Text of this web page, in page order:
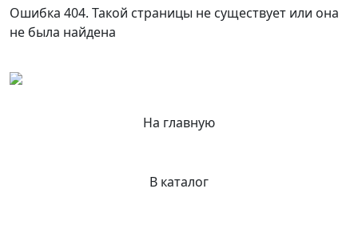
Ошибка 404. Такой страницы не существует или она
не была найдена
На главную
В каталог